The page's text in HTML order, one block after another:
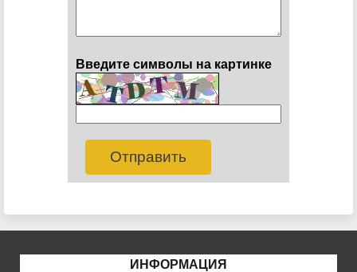
Введите символы на картинке
ИНФОРМАЦИЯ